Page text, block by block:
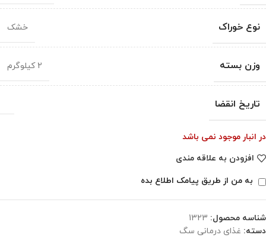
نوع خوراک خشک
وزن بسته 2 کیلوگرم
تاریخ انقضا
در انبار موجود نمی باشد
افزودن به علاقه مندی
به من از طریق پیامک اطلاع بده
شناسه محصول: 1323
دسته: غذای درمانی سگ